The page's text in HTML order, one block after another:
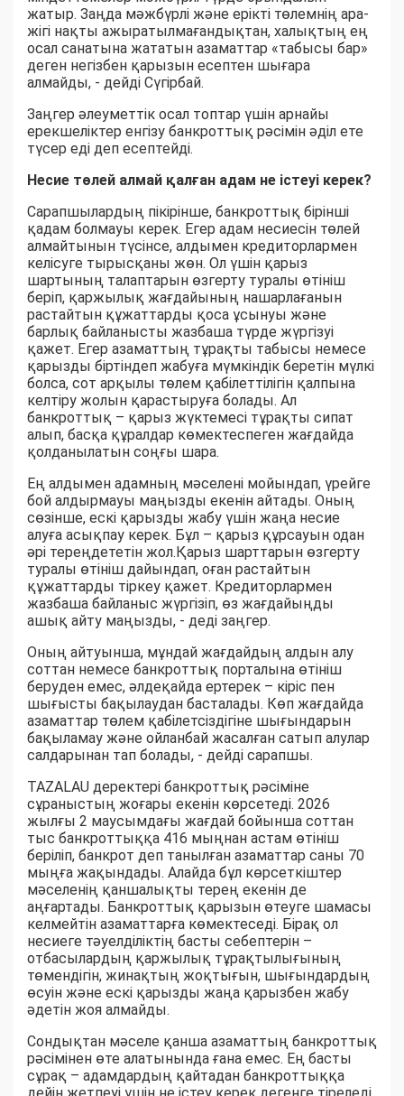
жатыр. Заңда мәжбүрлі және ерікті төлемнің ара-
жігі нақты ажыратылмағандықтан, халықтың ең
осал санатына жататын азаматтар «табысы бар»
деген негізбен қарызын есептен шығара
алмайды, - дейді Сүгірбай.
Заңгер әлеуметтік осал топтар үшін арнайы
ерекшеліктер енгізу банкроттық рәсімін әділ ете
түсер еді деп есептейді.
Несие төлей алмай қалған адам не істеуі керек?
Сарапшылардың пікірінше, банкроттық бірінші
қадам болмауы керек. Егер адам несиесін төлей
алмайтынын түсінсе, алдымен кредиторлармен
келісуге тырысқаны жөн. Ол үшін қарыз
шартының талаптарын өзгерту туралы өтініш
беріп, қаржылық жағдайының нашарлағанын
растайтын құжаттарды қоса ұсынуы және
барлық байланысты жазбаша түрде жүргізуі
қажет. Егер азаматтың тұрақты табысы немесе
қарызды біртіндеп жабуға мүмкіндік беретін мүлкі
болса, сот арқылы төлем қабілеттілігін қалпына
келтіру жолын қарастыруға болады. Ал
банкроттық – қарыз жүктемесі тұрақты сипат
алып, басқа құралдар көмектеспеген жағдайда
қолданылатын соңғы шара.
Ең алдымен адамның мәселені мойындап, үрейге
бой алдырмауы маңызды екенін айтады. Оның
сөзінше, ескі қарызды жабу үшін жаңа несие
алуға асықпау керек. Бұл – қарыз құрсауын одан
әрі тереңдететін жол.Қарыз шарттарын өзгерту
туралы өтініш дайындап, оған растайтын
құжаттарды тіркеу қажет. Кредиторлармен
жазбаша байланыс жүргізіп, өз жағдайыңды
ашық айту маңызды, - деді заңгер.
Оның айтуынша, мұндай жағдайдың алдын алу
соттан немесе банкроттық порталына өтініш
беруден емес, әлдеқайда ертерек – кіріс пен
шығысты бақылаудан басталады. Көп жағдайда
азаматтар төлем қабілетсіздігіне шығындарын
бақыламау және ойланбай жасалған сатып алулар
салдарынан тап болады, - дейді сарапшы.
TAZALAU деректері банкроттық рәсіміне
сұраныстың жоғары екенін көрсетеді. 2026
жылғы 2 маусымдағы жағдай бойынша соттан
тыс банкроттыққа 416 мыңнан астам өтініш
беріліп, банкрот деп танылған азаматтар саны 70
мыңға жақындады. Алайда бұл көрсеткіштер
мәселенің қаншалықты терең екенін де
аңғартады. Банкроттық қарызын өтеуге шамасы
келмейтін азаматтарға көмектеседі. Бірақ ол
несиеге тәуелділіктің басты себептерін –
отбасылардың қаржылық тұрақтылығының
төмендігін, жинақтың жоқтығын, шығындардың
өсуін және ескі қарызды жаңа қарызбен жабу
әдетін жоя алмайды.
Сондықтан мәселе қанша азаматтың банкроттық
рәсімінен өте алатынында ғана емес. Ең басты
сұрақ – адамдардың қайтадан банкроттыққа